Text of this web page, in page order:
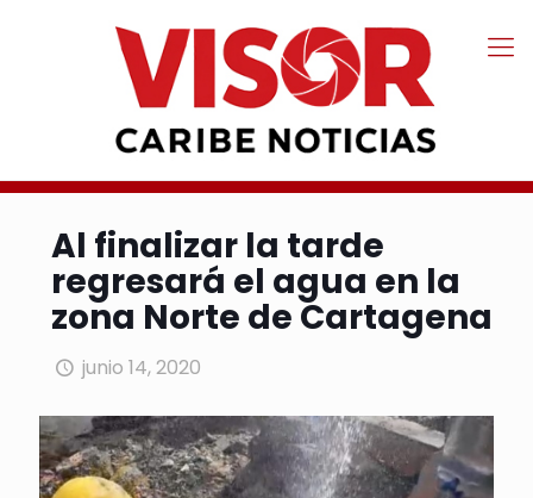
Al finalizar la tarde
regresará el agua en la
zona Norte de Cartagena
junio 14, 2020